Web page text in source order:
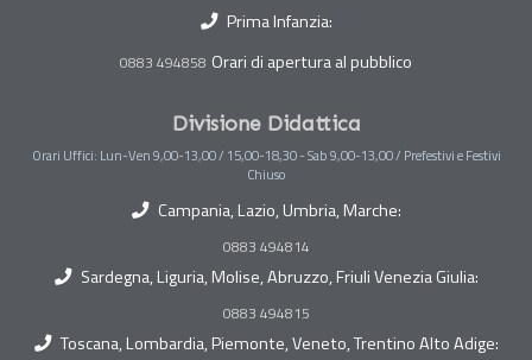
Prima Infanzia:
0883 494858 Orari di apertura al pubblico
Divisione Didattica
Orari Uffici: Lun-Ven 9,00-13,00 / 15,00-18,30 - Sab 9,00-13,00 / Prefestivi e Festivi
Chiuso
Campania, Lazio, Umbria, Marche:
0883 494814
Sardegna, Liguria, Molise, Abruzzo, Friuli Venezia Giulia:
0883 494815
Toscana, Lombardia, Piemonte, Veneto, Trentino Alto Adige: